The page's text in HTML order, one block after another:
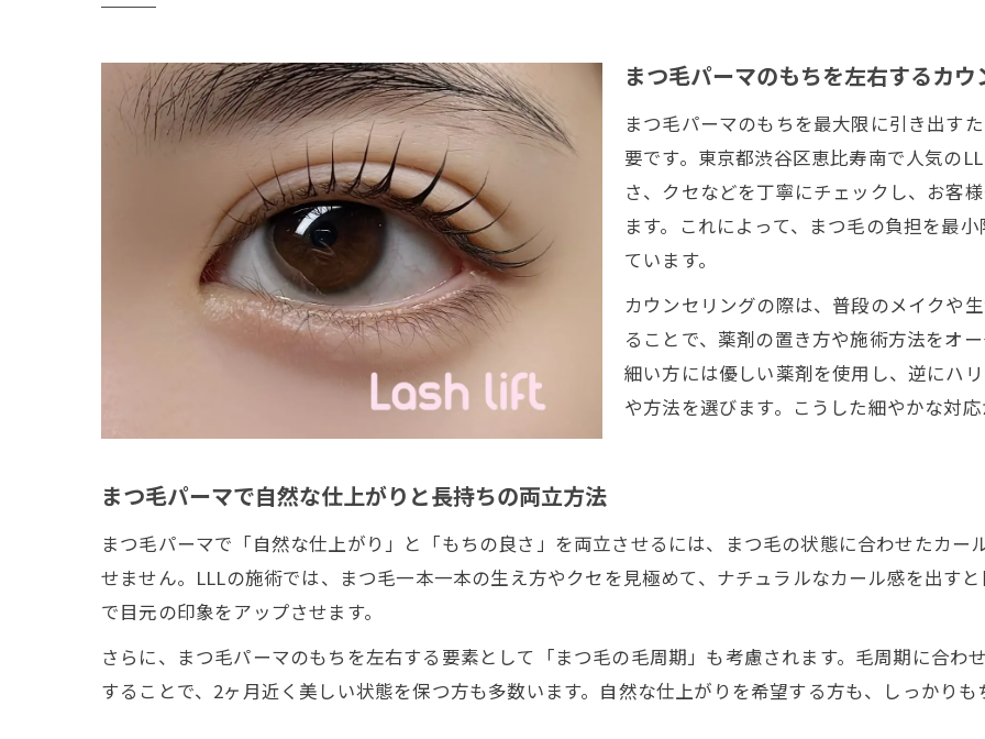
まつ毛パーマ2ヶ月キープのためのポイント
まつ毛パーマの持ちに差が出る生活習慣とは
自然な仕上がりを叶えるまつ毛パーマ体験談
まつ毛パーマ体験者のもちが良い実感エピソード
まつ毛パーマ自然な仕上がりの秘訣を聞く
まつ毛パーマ施術前後の変化と持ちの感想
まつ毛パーマ持続力の高さを実感した理由
まつ毛パーマの持ちを良くする技術に注目
まつ毛パーマもちを伸ばす最新技術の特徴
まつ毛パーマで差がつくテクニックの紹介
まつ毛パーマの薬剤選定ともちの関係性
まつ毛パーマ技術力が持続時間を決める理由
まつ毛パーマのもちを高めるホームケア方法
まつ毛パーマ後の洗顔とメイク落としのコツ
まつ毛パーマのもちを左右するカウ
まつ毛パーマのもちを最大限に引き出す
要です。東京都渋谷区恵比寿南で人気の
さ、クセなどを丁寧にチェックし、お客
ます。これによって、まつ毛の負担を最
ています。
カウンセリングの際は、普段のメイクや
ることで、薬剤の置き方や施術方法をオ
細い方には優しい薬剤を使用し、逆にハ
や方法を選びます。こうした細やかな対
まつ毛パーマで自然な仕上がりと長持ちの両立方法
まつ毛パーマで「自然な仕上がり」と「もちの良さ」を両立させるには、まつ毛の状態に合わせたカ
せません。LLLの施術では、まつ毛一本一本の生え方やクセを見極めて、ナチュラルなカール感を出す
で目元の印象をアップさせます。
さらに、まつ毛パーマのもちを左右する要素として「まつ毛の毛周期」も考慮されます。毛周期に合わ
することで、2ヶ月近く美しい状態を保つ方も多数います。自然な仕上がりを希望する方も、しっかり